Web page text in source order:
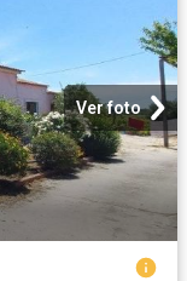
Ver foto